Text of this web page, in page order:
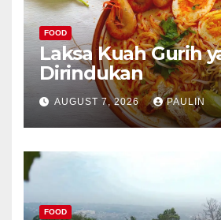
FOOD
Laksa Kuah Gurih
Dirindukan
AUGUST 7, 2026 PAULIN
FOOD